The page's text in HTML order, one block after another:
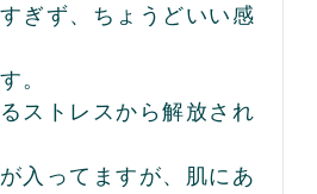
ぎず、ちょうどいい感
。
ストレスから解放され
入ってますが、肌にあ